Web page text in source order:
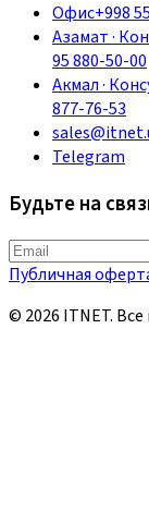
Офис+998
Азамат·
95 880-50-00
Акмал·
877-76-53
Telegram
Будьте на
Публичная
© 2026 ITNET.